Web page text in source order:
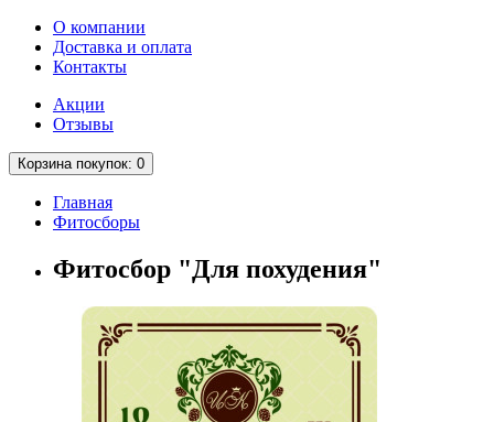
О компании
Доставка и оплата
Контакты
Акции
Отзывы
Корзинапокупок: 0
Главная
Фитосборы
Фитосбор "Для похудения"